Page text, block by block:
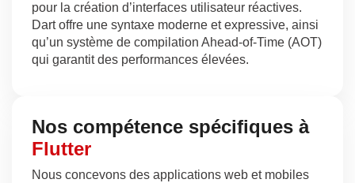
pour la création d’interfaces utilisateur réactives.
Dart offre une syntaxe moderne et expressive, ainsi
qu’un système de compilation Ahead-of-Time (AOT)
qui garantit des performances élevées.
Nos compétence spécifiques à
Flutter
Nous concevons des applications web et mobiles